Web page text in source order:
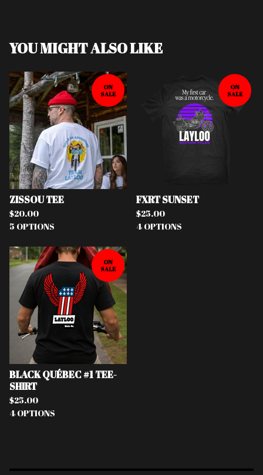
YOU MIGHT ALSO LIKE
ON
SALE
ZISSOU TEE
$20.00
5 OPTIONS
ON
SALE
FXRT SUNSET
$25.00
4 OPTIONS
ON
SALE
BLACK QUÉBEC #1 TEE-
SHIRT
$25.00
4 OPTIONS